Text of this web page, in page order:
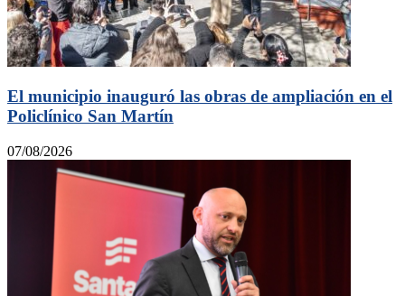
El municipio inauguró las obras de ampliación en el
Policlínico San Martín
07/08/2026